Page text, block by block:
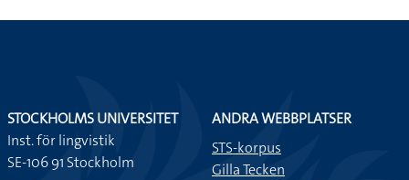
STOCKHOLMS UNIVERSITET
Inst. för lingvistik
SE-106 91 Stockholm
ANDRA WEBBPLATSER
STS-korpus
Gilla Tecken